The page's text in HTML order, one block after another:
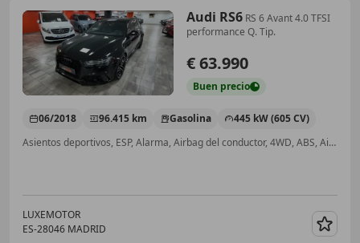
Audi RS6 RS 6 Avant 4.0 TFSI
performance Q. Tip.
€ 63.990
Buen precio
06/2018 96.415 km Gasolina
445 kW (605 CV)
Asientos deportivos, ESP, Alarma, Airbag del conductor, 4WD, ABS, Airbags laterales, Bluetooth
LUXEMOTOR
ES-28046 MADRID